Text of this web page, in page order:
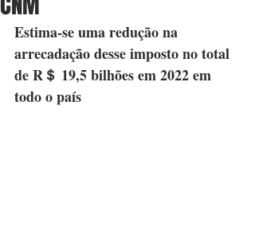
Estima-se uma redução na
arrecadação desse imposto no total
de R＄ 19,5 bilhões em 2022 em
todo o país